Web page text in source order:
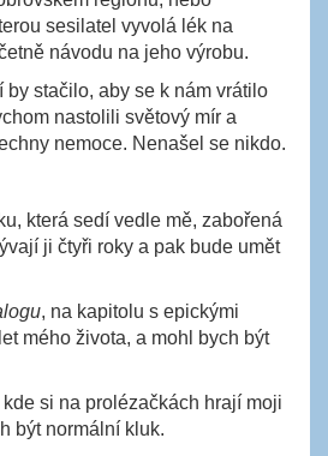
sesilatel vyvolá lék na
návodu na jeho výrobu.
by stačilo, aby se k nám vrátilo
nastolili světový mír a
nemoce. Nenašel se nikdo.
která sedí vedle mě, zabořená
ji čtyři roky a pak bude umět
, na kapitolu s epickými
mého života, a mohl bych být
si na prolézačkách hrají moji
být normální kluk.